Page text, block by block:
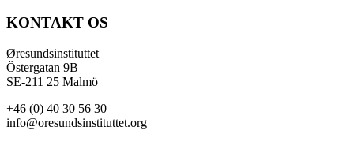
KONTAKT OS
Øresundsinstituttet
Östergatan 9B
SE-211 25 Malmö
+46 (0) 40 30 56 30
info@oresundsinstituttet.org